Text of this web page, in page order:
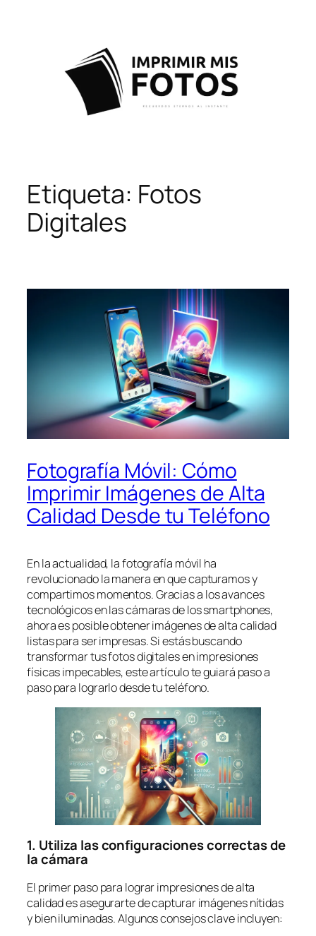
Etiqueta: Fotos
Digitales
Fotografía Móvil: Cómo
Imprimir Imágenes de Alta
Calidad Desde tu Teléfono
En la actualidad, la fotografía móvil ha
revolucionado la manera en que capturamos y
compartimos momentos. Gracias a los avances
tecnológicos en las cámaras de los smartphones,
ahora es posible obtener imágenes de alta calidad
listas para ser impresas. Si estás buscando
transformar tus fotos digitales en impresiones
físicas impecables, este artículo te guiará paso a
paso para lograrlo desde tu teléfono.
1. Utiliza las configuraciones correctas de
la cámara
El primer paso para lograr impresiones de alta
calidad es asegurarte de capturar imágenes nítidas
y bien iluminadas. Algunos consejos clave incluyen: